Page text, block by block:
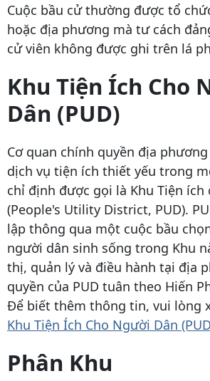
Cuộc bầu cử thường được tổ
hoặc địa phương mà tư cách
cử viên không được ghi trên lá
Khu Tiện Ích Cho
Dân (PUD)
Cơ quan chính quyền địa
dịch vụ tiện ích thiết yếu trong
chỉ định được gọi là Khu Tiện ích
(People's Utility District, PUD).
lập thông qua một cuộc bầu
người dân sinh sống trong Khu
thị, quản lý và điều hành tại địa
quyền của PUD tuân theo Hiến
Để biết thêm thông tin, vui lòng
Khu Tiện Ích Cho Người Dân
Phân Khu